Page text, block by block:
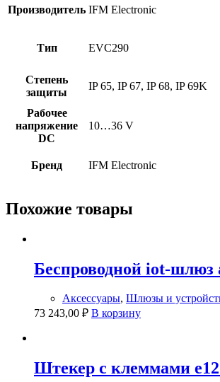
Производитель IFM Electronic
Тип EVC290
Степень
защиты
IP 65, IP 67, IP 68, IP 69K
Рабочее
напряжение
DC
10…36 V
Бренд IFM Electronic
Похожие товары
Беспроводной iot-шлюз
Аксессуары, Шлюзы и
73 243,00 ₽ В корзину
Штекер с клеммами